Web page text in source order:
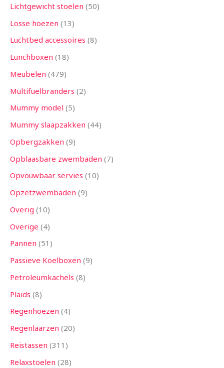
Lichtgewicht stoelen 50
Losse hoezen 13
Luchtbed accessoires 8
Lunchboxen 18
Meubelen 479
Multifuelbranders 2
Mummy model 5
Mummy slaapzakken 44
Opbergzakken 9
Opblaasbare zwembaden 7
Opvouwbaar servies 10
Opzetzwembaden 9
Overig 10
Overige 4
Pannen 51
Passieve Koelboxen 9
Petroleumkachels 8
Plaids 8
Regenhoezen 4
Regenlaarzen 20
Reistassen 311
Relaxstoelen 28